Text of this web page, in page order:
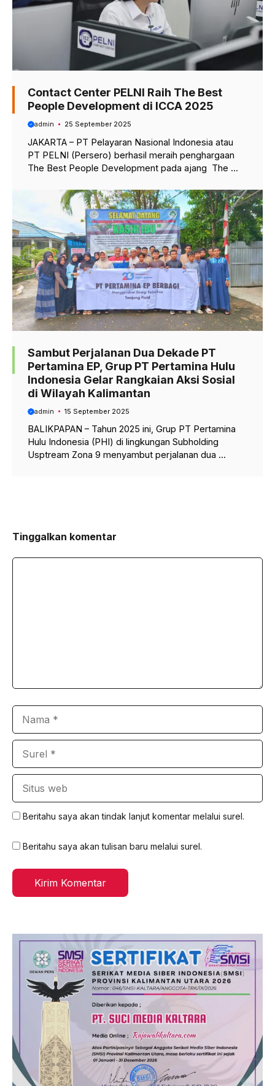
Contact Center PELNI Raih The Best
People Development di ICCA 2025
admin 25 September 2025
JAKARTA – PT Pelayaran Nasional Indonesia atau
PT PELNI (Persero) berhasil meraih penghargaan
The Best People Development pada ajang The ...
Sambut Perjalanan Dua Dekade PT
Pertamina EP, Grup PT Pertamina Hulu
Indonesia Gelar Rangkaian Aksi Sosial
di Wilayah Kalimantan
admin 15 September 2025
BALIKPAPAN – Tahun 2025 ini, Grup PT Pertamina
Hulu Indonesia (PHI) di lingkungan Subholding
Usptream Zona 9 menyambut perjalanan dua ...
Tinggalkan komentar
Beritahu saya akan tindak lanjut komentar melalui surel.
Beritahu saya akan tulisan baru melalui surel.